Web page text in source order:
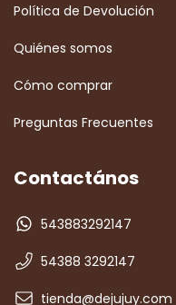
Política de Devolución
Quiénes somos
Cómo comprar
Preguntas Frecuentes
Contactános
543883292147
54388 3292147
tienda@dejujuy.com